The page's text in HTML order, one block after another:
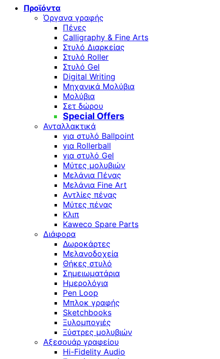
Προϊόντα
Όργανα γραφής
Πένες
Calligraphy & Fine Arts
Στυλό Διαρκείας
Στυλό Roller
Στυλό Gel
Digital Writing
Μηχανικά Μολύβια
Μολύβια
Σετ δώρου
Special Offers
Ανταλλακτικά
για στυλό Ballpoint
για Rollerball
για στυλό Gel
Μύτες μολυβιών
Μελάνια Πένας
Μελάνια Fine Art
Αντλίες πένας
Μύτες πένας
Κλιπ
Kaweco Spare Parts
Διάφορα
Δωροκάρτες
Μελανοδοχεία
Θήκες στυλό
Σημειωματάρια
Ημερολόγια
Pen Loop
Μπλοκ γραφής
Sketchbooks
Ξυλομπογιές
Ξύστρες μολυβιών
Αξεσουάρ γραφείου
Hi-Fidelity Audio